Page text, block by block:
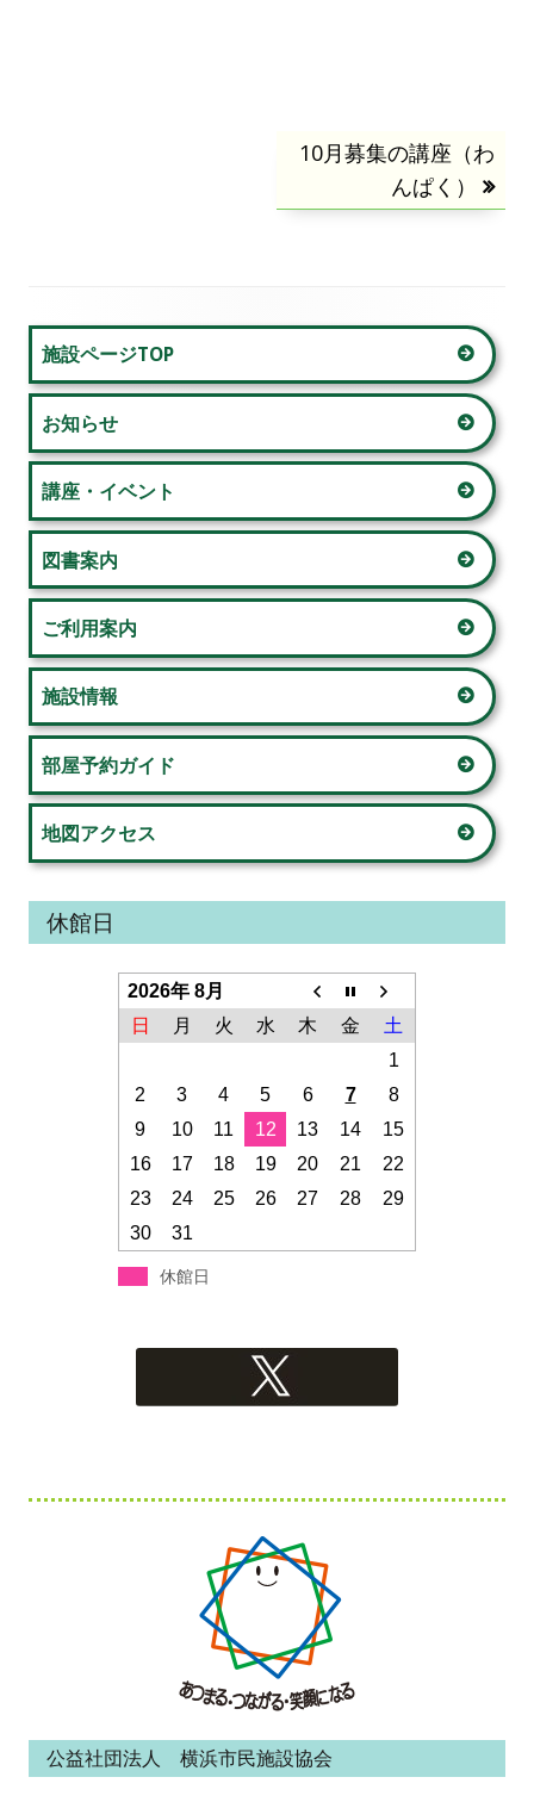
ゲ
ー
シ
ョ
ン
次
記
10月募集の講座（わ
んぱく）
メ
イ
ン
サ
イ
ド
バ
ー
施設ページTOP
お知らせ
講座・イベント
図書案内
ご利用案内
施設情報
部屋予約ガイド
地図アクセス
休館日
2026年 8月
日
月 火 水 木 金
土
1
2
3 4 5 6 7
8
9
10 11 12 13 14
15
16
17 18 19 20 21
22
23
24 25 26 27 28
29
30
31
休館日
テ公益社団法人 横浜市民施設協会